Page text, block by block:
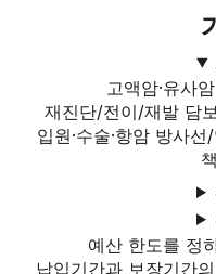
고액암·유사
재진단/전이/재발 담
입원·수술·항암 방사
예산 한도를 정
납입기간과 보장기간